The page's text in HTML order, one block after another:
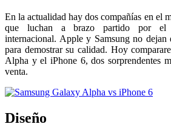
En la actualidad hay dos compañías en el
que luchan a brazo partido por el
internacional. Apple y Samsung no dejan
para demostrar su calidad. Hoy
Alpha y el iPhone 6, dos sorprendentes
venta.
Diseño